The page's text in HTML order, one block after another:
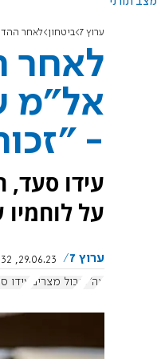
ערוץ 7 ביטחון לאחר
לאחר
אל"מ
-
עידו
על
ערוץ 7
29.06.23, 14:32
צה"ל
גבול מצרים עידו